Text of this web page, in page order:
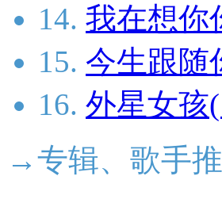
14. 我在想你
15. 今生跟随
16. 外星女孩
→专辑、歌手